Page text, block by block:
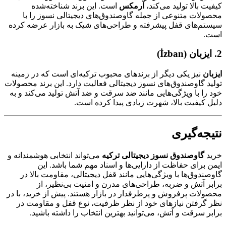
کیفیت بالا تولید می‌کند، آرمکس است. این برند شناخته‌شده
محصولات متنوعی از جمله گاوصندوق‌های دیجیتالی نسوز را با
سیستم‌های قفل پیشرفته و طراحی‌های شیک به بازار عرضه کرده
است.
2. ایزبان (İzban)
ایزبان نیز یکی دیگر از برندهای محبوب ترکیه‌ای است که در زمینه
تولید گاوصندوق‌های نسوز دیجیتالی فعالیت دارد. این برند محصولات
خود را با ویژگی‌هایی مانند ضد سرقت و ضد آتش تولید می‌کند و به
دلیل کیفیت بالا، شهرت زیادی پیدا کرده است.
نتیجه‌گیری
خریدگاوصندوق نسوز دیجیتالی ترکیه می‌تواند انتخابی هوشمندانه و
ایمن برای حفاظت از دارایی‌ها و اسناد مهم شما باشد. این
گاوصندوق‌ها با ویژگی‌هایی مانند قفل دیجیتالی، مقاومت بالا در
برابر آتش و ضربه، طراحی‌های مدرن و امنیت بی‌نظیر، از
محصولات پرفروش و پرطرفدار در بازار هستند. پیش از خرید، با در
نظر گرفتن نیازهای خود از نظر ظرفیت، نوع قفل و مقاومت در
برابر سرقت و آتش، می‌توانید بهترین انتخاب را داشته باشید.